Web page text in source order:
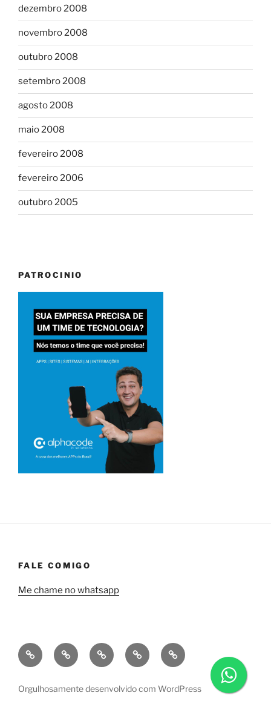
dezembro 2008
novembro 2008
outubro 2008
setembro 2008
agosto 2008
maio 2008
fevereiro 2008
fevereiro 2006
outubro 2005
PATROCINIO
FALE COMIGO
Me chame no whatsapp
Quem
sou
Minha
empresa
Contrate
uma
Soluções
financeiras
Tecnologia
Orgulhosamente desenvolvido com WordPress